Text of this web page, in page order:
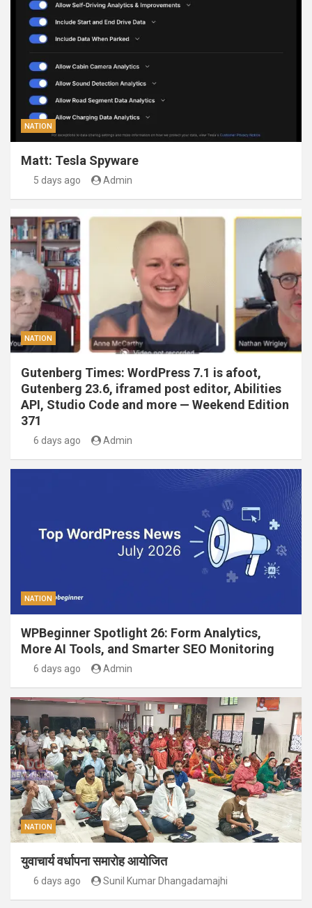
NATION
Matt: Tesla Spyware
5 days ago Admin
NATION
Gutenberg Times: WordPress 7.1 is afoot,
Gutenberg 23.6, iframed post editor, Abilities
API, Studio Code and more — Weekend Edition
371
6 days ago Admin
NATION
WPBeginner Spotlight 26: Form Analytics,
More AI Tools, and Smarter SEO Monitoring
6 days ago Admin
NATION
युवाचार्य वर्धापना समारोह आयोजित
6 days ago Sunil Kumar Dhangadamajhi